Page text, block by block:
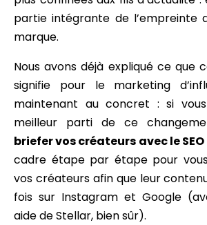
partie intégrante de l’empreinte
marque.
Nous avons déjà expliqué ce que
signifie pour le marketing
maintenant au concret : si
meilleur parti de ce
briefer vos créateurs avec le
cadre étape par étape pour
vos créateurs afin que leur
fois sur Instagram et Google
aide de Stellar, bien sûr).